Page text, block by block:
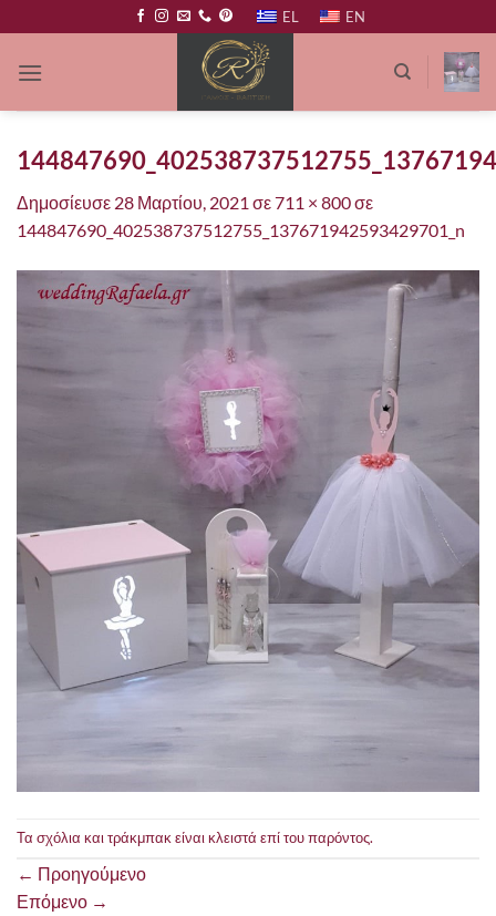
στο
περιεχόμενο
EL EN
Δημοσίευσε 28 Μαρτίου, 2021 σε711 × 800σε
144847690_402538737512755_137671942593429701_n
Τα σχόλια και τράκμπακ είναι κλειστά επί του παρόντος.
← Προηγούμενο
Επόμενο →